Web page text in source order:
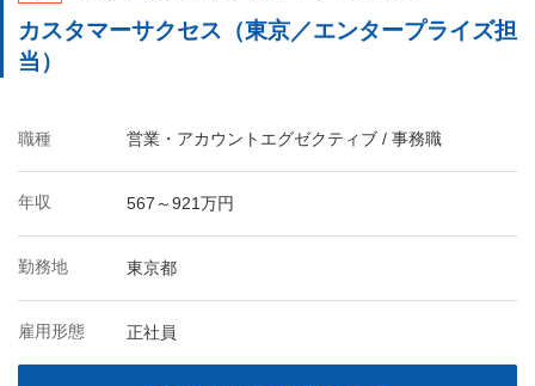
カスタマーサクセス（東京／エンタープライズ担
当）
職種 営業・アカウントエグゼクティブ / 事務職
年収 567～921万円
勤務地 東京都
雇用形態 正社員